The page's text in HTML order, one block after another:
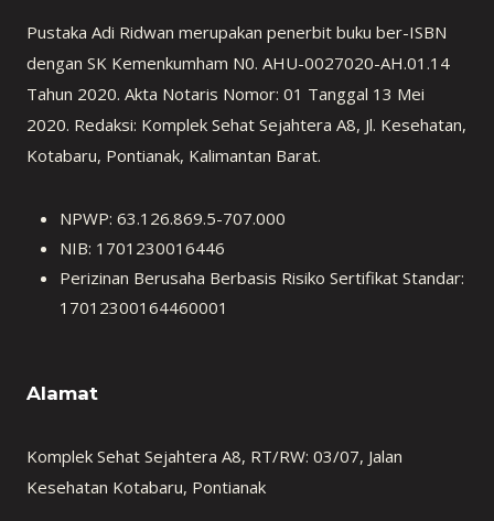
Pustaka Adi Ridwan merupakan penerbit buku ber-ISBN
dengan SK Kemenkumham N0. AHU-0027020-AH.01.14
Tahun 2020. Akta Notaris Nomor: 01 Tanggal 13 Mei
2020. Redaksi: Komplek Sehat Sejahtera A8, Jl. Kesehatan,
Kotabaru, Pontianak, Kalimantan Barat.
NPWP: 63.126.869.5-707.000
NIB: 1701230016446
Perizinan Berusaha Berbasis Risiko Sertifikat Standar:
17012300164460001
Alamat
Komplek Sehat Sejahtera A8, RT/RW: 03/07, Jalan
Kesehatan Kotabaru, Pontianak